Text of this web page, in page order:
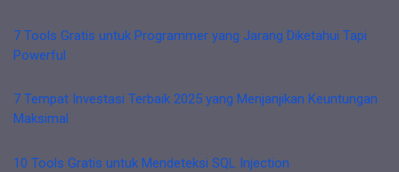
7 Tools Gratis untuk Programmer yang Jarang Diketahui Tapi
Powerful
7 Tempat Investasi Terbaik 2025 yang Menjanjikan Keuntungan
Maksimal
10 Tools Gratis untuk Mendeteksi SQL Injection